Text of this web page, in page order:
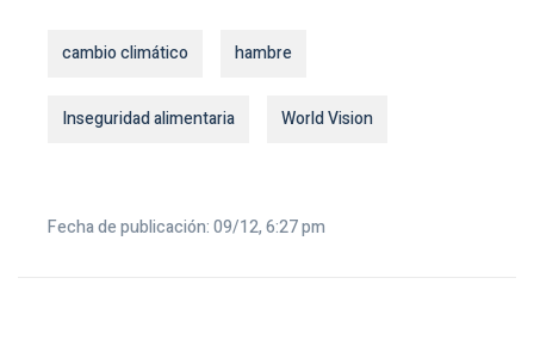
cambio climático hambre
Inseguridad alimentaria World Vision
Fecha de publicación: 09/12, 6:27 pm